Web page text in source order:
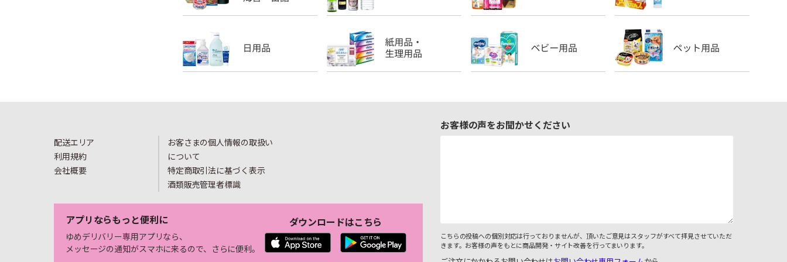
配送エリア
利用規約
会社概要
お客さまの個人情報の取扱い
について
特定商取引法に基づく表示
酒類販売管理者標識
アプリならもっと便利に
ゆめデリバリー専用アプリなら、
メッセージの通知がスマホに来るので、さらに便利。
ダウンロードはこちら
お客様の声をお聞かせください
こちらの投稿への個別対応は行っておりませんが、頂いたご意見はスタッフがすべて拝見させていただ
きます。お客様の声をもとに商品開発・サイト改善を行ってまいります。